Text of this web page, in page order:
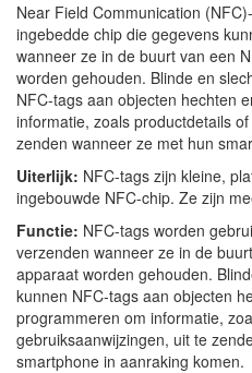
Near Field Communication
ingebedde chip die gegevens
wanneer ze in de buurt van een
worden gehouden. Blinde en
NFC-tags aan objecten hechten
informatie, zoals productdetails
zenden wanneer ze met hun
Uiterlijk: NFC-tags zijn kleine,
ingebouwde NFC-chip. Ze zijn
Functie: NFC-tags worden
verzenden wanneer ze in de
apparaat worden gehouden.
kunnen NFC-tags aan objecten
programmeren om informatie,
gebruiksaanwijzingen, uit te
smartphone in aanraking komen.